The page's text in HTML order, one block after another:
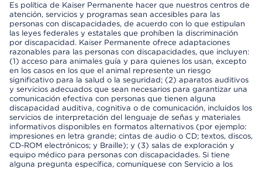
Es política de Kaiser Permanente hacer que nuestros centros de
atención, servicios y programas sean accesibles para las
personas con discapacidades, de acuerdo con lo que estipulan
las leyes federales y estatales que prohíben la discriminación
por discapacidad. Kaiser Permanente ofrece adaptaciones
razonables para las personas con discapacidades, que incluyen:
(1) acceso para animales guía y para quienes los usan, excepto
en los casos en los que el animal represente un riesgo
significativo para la salud o la seguridad; (2) aparatos auditivos
y servicios adecuados que sean necesarios para garantizar una
comunicación efectiva con personas que tienen alguna
discapacidad auditiva, cognitiva o de comunicación, incluidos los
servicios de interpretación del lenguaje de señas y materiales
informativos disponibles en formatos alternativos (por ejemplo:
impresiones en letra grande; cintas de audio o CD; textos, discos,
CD-ROM electrónicos; y Braille); y (3) salas de exploración y
equipo médico para personas con discapacidades. Si tiene
alguna pregunta específica, comuníquese con Servicio a los